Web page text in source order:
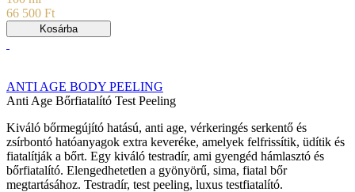
66 500 Ft
Kosárba
ANTI AGE BODY PEELING
Anti Age Bőrfiatalító Test Peeling
Kiváló bőrmegújító hatású, anti age, vérkeringés serkentő és
zsírbontó hatóanyagok extra keveréke, amelyek felfrissítik, üdítik és
fiatalítják a bőrt. Egy kiváló testradír, ami gyengéd hámlasztó és
bőrfiatalító. Elengedhetetlen a gyönyörű, sima, fiatal bőr
megtartásához. Testradír, test peeling, luxus testfiatalító.